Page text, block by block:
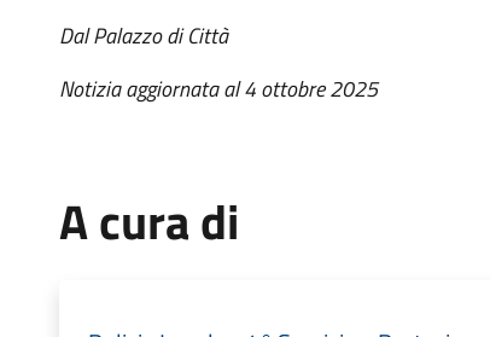
Dal Palazzo di Città
Notizia aggiornata al 4 ottobre 2025
A cura di